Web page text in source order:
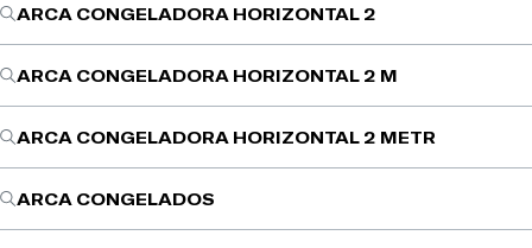
ARCA CONGELADORA HORIZONTAL 2
ARCA CONGELADORA HORIZONTAL 2 M
ARCA CONGELADORA HORIZONTAL 2 METR
ARCA CONGELADOS